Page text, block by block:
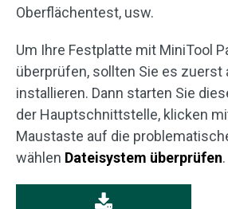
Oberflächentest, usw.
Um Ihre Festplatte mit MiniTool
überprüfen, sollten Sie es zuerst
installieren. Dann starten Sie
der Hauptschnittstelle, klicken
Maustaste auf die
wählen Dateisystem überprüfen.